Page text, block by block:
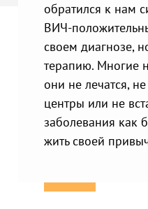
обратился к нам
ВИЧ-
своем диагнозе,
терапию. Многие
они не лечатся,
центры или не
заболевания как
жить своей